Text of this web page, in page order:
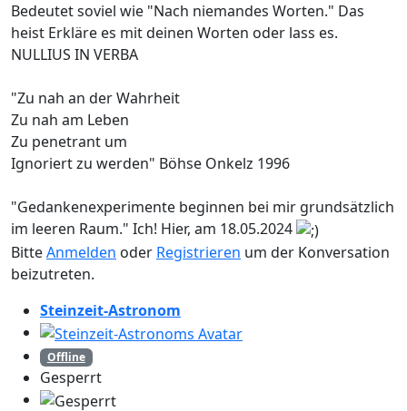
Bedeutet soviel wie "Nach niemandes Worten." Das
heist Erkläre es mit deinen Worten oder lass es.
NULLIUS IN VERBA
"Zu nah an der Wahrheit
Zu nah am Leben
Zu penetrant um
Ignoriert zu werden" Böhse Onkelz 1996
"Gedankenexperimente beginnen bei mir grundsätzlich
im leeren Raum." Ich! Hier, am 18.05.2024
BitteAnmelden oder Registrieren um der Konversation
beizutreten.
Steinzeit-Astronom
Offline
Gesperrt